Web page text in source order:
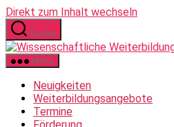
Direkt zum Inhalt wechseln
Suche
Menü
Neuigkeiten
Weiterbildungsangebote
Termine